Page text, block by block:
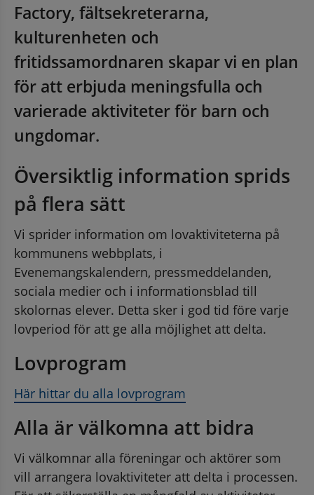
Factory, fältsekreterarna,
kulturenheten och
fritidssamordnaren skapar vi en plan
för att erbjuda meningsfulla och
varierade aktiviteter för barn och
ungdomar.
Översiktlig information sprids
på flera sätt
Vi sprider information om lovaktiviteterna på
kommunens webbplats, i
Evenemangskalendern, pressmeddelanden,
sociala medier och i informationsblad till
skolornas elever. Detta sker i god tid före varje
lovperiod för att ge alla möjlighet att delta.
Lovprogram
Här hittar du alla lovprogram
Alla är välkomna att bidra
Vi välkomnar alla föreningar och aktörer som
vill arrangera lovaktiviteter att delta i processen.